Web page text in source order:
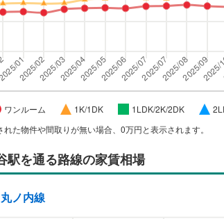
ワンルーム 1K/1DK 1LDK/2K/2DK
れた物件や間取りが無い場合、0万円と表示されます。
駅を通る路線の家賃相場
ノ内線